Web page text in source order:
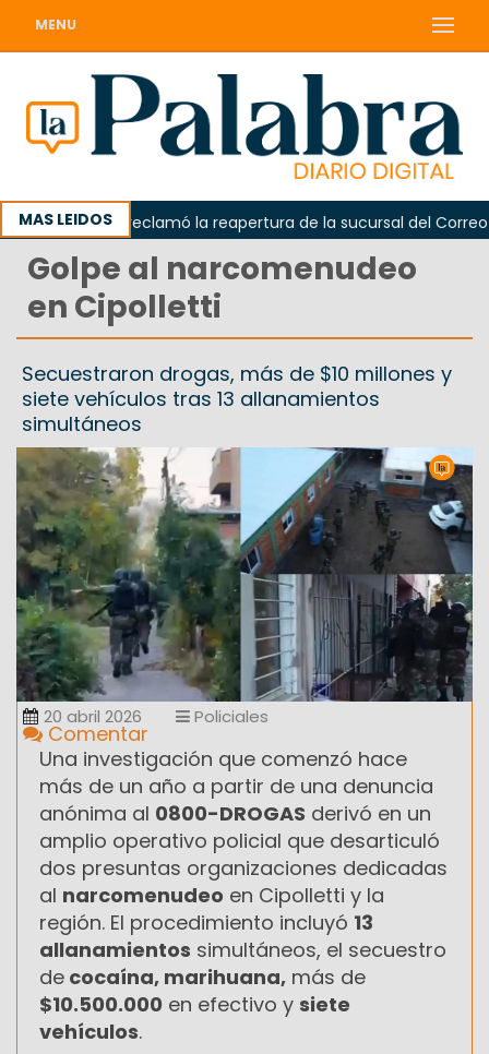
MENU
MAS LEIDOS
Odarda reclamó la reapertura de la sucursal del Correo
Golpe al narcomenudeo
en Cipolletti
Secuestraron drogas, más de $10 millones y
siete vehículos tras 13 allanamientos
simultáneos
20 abril 2026 Policiales
Comentar
Una investigación que comenzó hace
más de un año a partir de una denuncia
anónima al 0800-DROGAS derivó en un
amplio operativo policial que desarticuló
dos presuntas organizaciones dedicadas
al narcomenudeo en Cipolletti y la
región. El procedimiento incluyó 13
allanamientos simultáneos, el secuestro
de cocaína, marihuana, más de
$10.500.000 en efectivo y siete
vehículos.